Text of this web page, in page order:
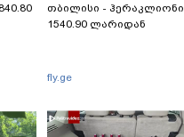
თბილისი - ჰერაკლიონი
1540.90 ლარიდან
fly.ge